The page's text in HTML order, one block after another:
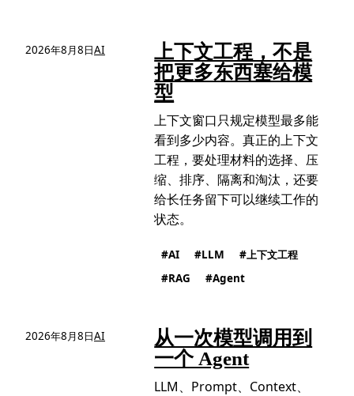
2026年8月8日AI
上下文工程，不是
把更多东西塞给模
型
上下文窗口只规定模型最多能
看到多少内容。真正的上下文
工程，要处理材料的选择、压
缩、排序、隔离和淘汰，还要
给长任务留下可以继续工作的
状态。
AI LLM
上下文工程
RAG
Agent
2026年8月8日AI
从一次模型调用到
一个 Agent
LLM、Prompt、Context、